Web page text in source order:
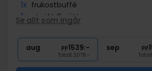
1x frukostbuffé
1x utsökt 3-rättersmeny
Gratis kaffe under vistelsen
∞ Gratis internet och parkering
Se allt som ingår
aug pp1539:-
Totalt 3078:-
sep pp